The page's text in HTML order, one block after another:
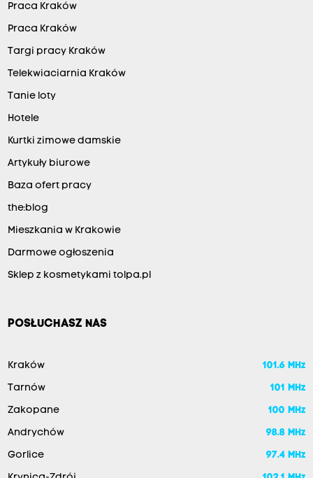
Praca Kraków
Praca Kraków
Targi pracy Kraków
Telekwiaciarnia Kraków
Tanie loty
Hotele
Kurtki zimowe damskie
Artykuły biurowe
Baza ofert pracy
the:blog
Mieszkania w Krakowie
Darmowe ogłoszenia
Sklep z kosmetykami tolpa.pl
POSŁUCHASZ NAS
Kraków 101.6 MHz
Tarnów 101 MHz
Zakopane 100 MHz
Andrychów 98.8 MHz
Gorlice 97.4 MHz